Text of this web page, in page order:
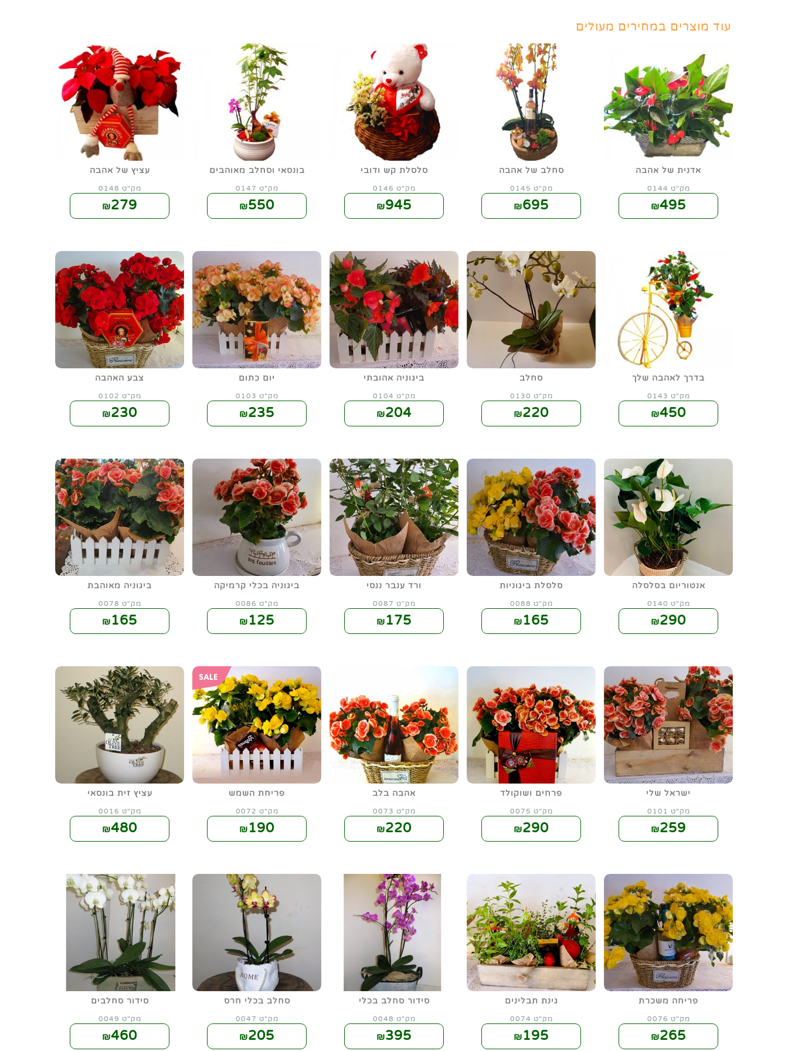
עוד מוצרים במחירים מעולים
אדנית של אהבה
מק"ט 0144
₪495
סחלב של אהבה
מק"ט 0145
₪695
סלסלת קש ודובי
מק"ט 0146
₪945
בונסאי וסחלב מאוהבים
מק"ט 0147
₪550
עציץ של אהבה
מק"ט 0148
₪279
בדרך לאהבה שלך
מק"ט 0143
₪450
סחלב
מק"ט 0130
₪220
ביגוניה אהובתי
מק"ט 0104
₪204
יום כתום
מק"ט 0103
₪235
צבע האהבה
מק"ט 0102
₪230
אנטוריום בסלסלה
מק"ט 0140
₪290
סלסלת ביגוניות
מק"ט 0088
₪ 165
ורד ענבר ננסי
מק"ט 0087
₪ 175
ביגוניה בכלי קרמיקה
מק"ט 0086
₪ 125
ביגוניה מאוהבת
מק"ט 0078
₪ 165
ישראל שלי
מק"ט 0101
₪259
פרחים ושוקולד
מק"ט 0075
₪290
אהבה בלב
מק"ט 0073
₪220
פריחת השמש
מק"ט 0072
₪ 190
עציץ זית בונסאי
מק"ט 0016
₪480
פריחה משכרת
מק"ט 0076
₪265
גינת תבלינים
מק"ט 0074
₪ 195
סידור סחלב בכלי
מק"ט 0048
₪395
סחלב בכלי חרס
מק"ט 0047
₪205
סידור סחלבים
מק"ט 0049
₪460